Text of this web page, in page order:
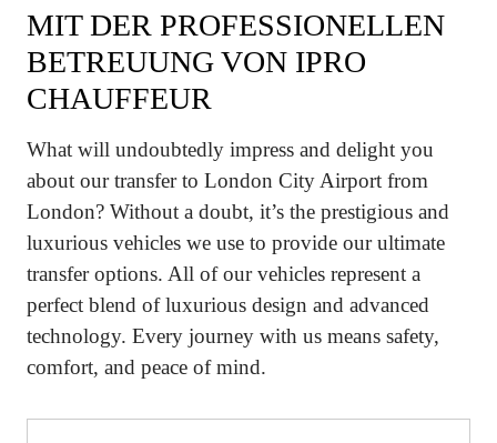
MIT DER PROFESSIONELLEN
BETREUUNG VON IPRO
CHAUFFEUR
What will undoubtedly impress and delight you
about our transfer to London City Airport from
London? Without a doubt, it’s the prestigious and
luxurious vehicles we use to provide our ultimate
transfer options. All of our vehicles represent a
perfect blend of luxurious design and advanced
technology. Every journey with us means safety,
comfort, and peace of mind.